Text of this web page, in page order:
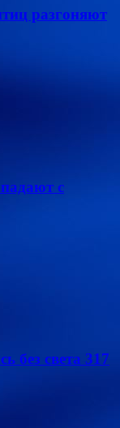
разгоняют
с
без света 317